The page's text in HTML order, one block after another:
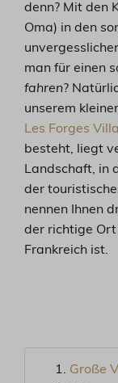
denn? Mit den
Oma) in den
man für einen
fahren?
unserem
Les Forges
besteht, liegt
Landschaft, in
der
nennen Ihnen
der richtige
Frankreich ist.
Große